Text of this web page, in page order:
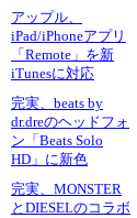
アップル、
iPad/iPhoneアプリ
「Remote」を新
iTunesに対応
完実、beats by
dr.dreのヘッドフォ
ン「Beats Solo
HD」に新色
完実、MONSTER
とDIESELのコラボ